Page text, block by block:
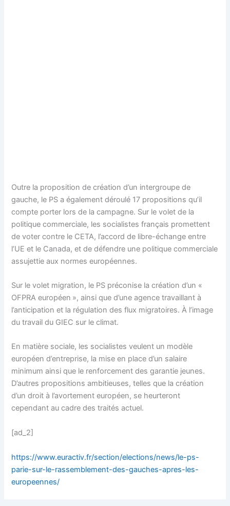
Outre la proposition de création d’un intergroupe de
gauche, le PS a également déroulé 17 propositions qu’il
compte porter lors de la campagne. Sur le volet de la
politique commerciale, les socialistes français promettent
de voter contre le CETA, l’accord de libre-échange entre
l’UE et le Canada, et de défendre une politique commerciale
assujettie aux normes européennes.
Sur le volet migration, le PS préconise la création d’un «
OFPRA européen », ainsi que d’une agence travaillant à
l’anticipation et la régulation des flux migratoires. À l’image
du travail du GIEC sur le climat.
En matière sociale, les socialistes veulent un modèle
européen d’entreprise, la mise en place d’un salaire
minimum ainsi que le renforcement des garantie jeunes.
D’autres propositions ambitieuses, telles que la création
d’un droit à l’avortement européen, se heurteront
cependant au cadre des traités actuel.
[ad_2]
https://www.euractiv.fr/section/elections/news/le-ps-
parie-sur-le-rassemblement-des-gauches-apres-les-
europeennes/